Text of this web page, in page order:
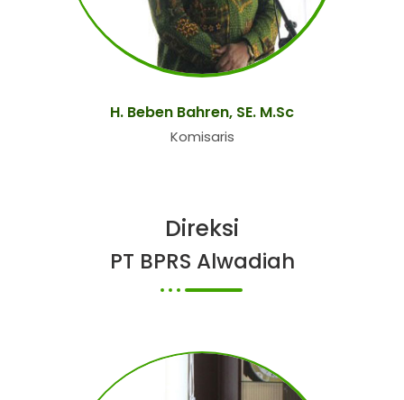
H. Beben Bahren, SE. M.Sc
Komisaris
Direksi
PT BPRS Alwadiah